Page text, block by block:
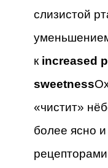
слизистой
к increased
sweetness
«чистит»
более ясно